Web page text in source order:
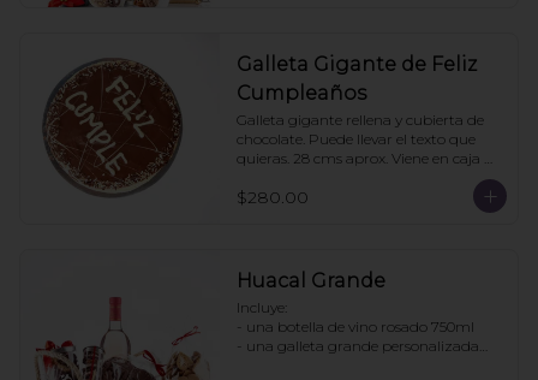
Galleta Gigante de Feliz
Cumpleaños
Galleta gigante rellena y cubierta de
chocolate. Puede llevar el texto que
quieras. 28 cms aprox. Viene en caja
$280.00
Huacal Grande
Incluye:
- una botella de vino rosado 750ml
- una galleta grande personalizada